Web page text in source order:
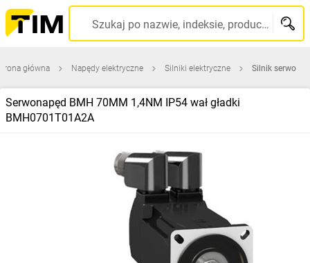
Szukaj po nazwie, indeksie, producencie, kodzie kreskowym...
główna Napędy elektryczne Silniki elektryczne Silnik serwo
Serwonapęd BMH 70MM 1,4NM IP54 wał gładki
BMH0701T01A2A